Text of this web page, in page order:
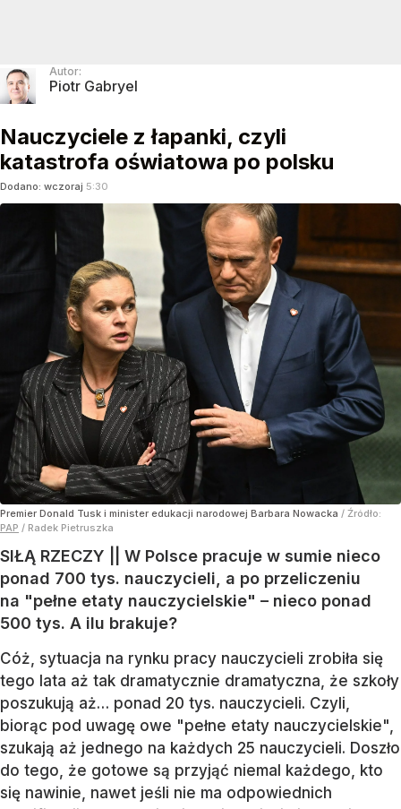
Autor:
Piotr Gabryel
Nauczyciele z łapanki, czyli
katastrofa oświatowa po polsku
Dodano: wczoraj 5:30
Premier Donald Tusk i minister edukacji narodowej Barbara Nowacka / Źródło:
PAP / Radek Pietruszka
SIŁĄ RZECZY || W Polsce pracuje w sumie nieco
ponad 700 tys. nauczycieli, a po przeliczeniu
na "pełne etaty nauczycielskie" – nieco ponad
500 tys. A ilu brakuje?
Cóż, sytuacja na rynku pracy nauczycieli zrobiła się
tego lata aż tak dramatycznie dramatyczna, że szkoły
poszukują aż… ponad 20 tys. nauczycieli. Czyli,
biorąc pod uwagę owe "pełne etaty nauczycielskie",
szukają aż jednego na każdych 25 nauczycieli. Doszło
do tego, że gotowe są przyjąć niemal każdego, kto
się nawinie, nawet jeśli nie ma odpowiednich